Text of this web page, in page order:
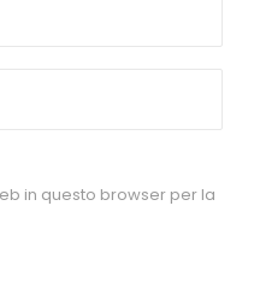
in questo browser per la